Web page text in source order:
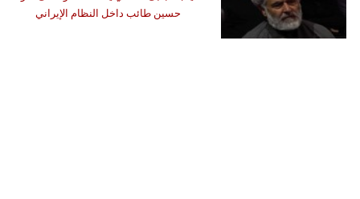
حسين طائب داخل النظام الإيراني